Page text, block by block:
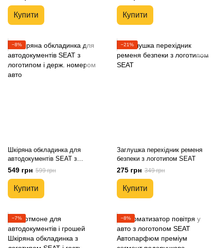
Купити Купити
−8%
Шкіряна обкладинка для
автодокументів SEAT з
логотипом і держ. номером
549 грн 599 грн
Купити
−21%
Заглушка перехідник ременя
безпеки з логотипом SEAT
275 грн 349 грн
Купити
−7% −8%